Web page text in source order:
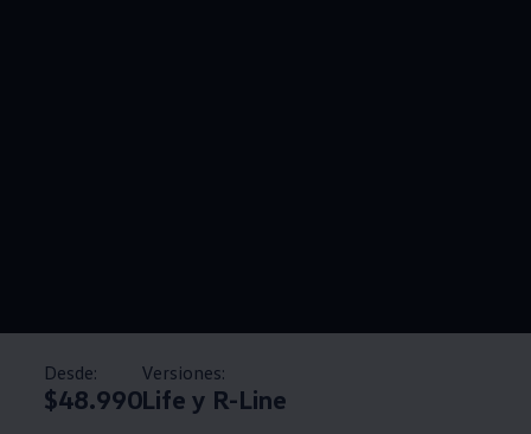
Desde:
$48.990
Versiones:
Life y R-Line